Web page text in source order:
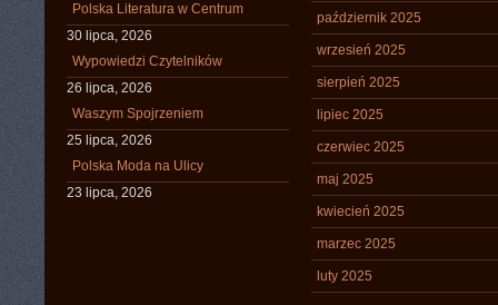
Polska Literatura w Centrum
30 lipca, 2026
Wypowiedzi Czytelników
26 lipca, 2026
Waszym Spojrzeniem
25 lipca, 2026
Polska Moda na Ulicy
23 lipca, 2026
październik 2025
wrzesień 2025
sierpień 2025
lipiec 2025
czerwiec 2025
maj 2025
kwiecień 2025
marzec 2025
luty 2025